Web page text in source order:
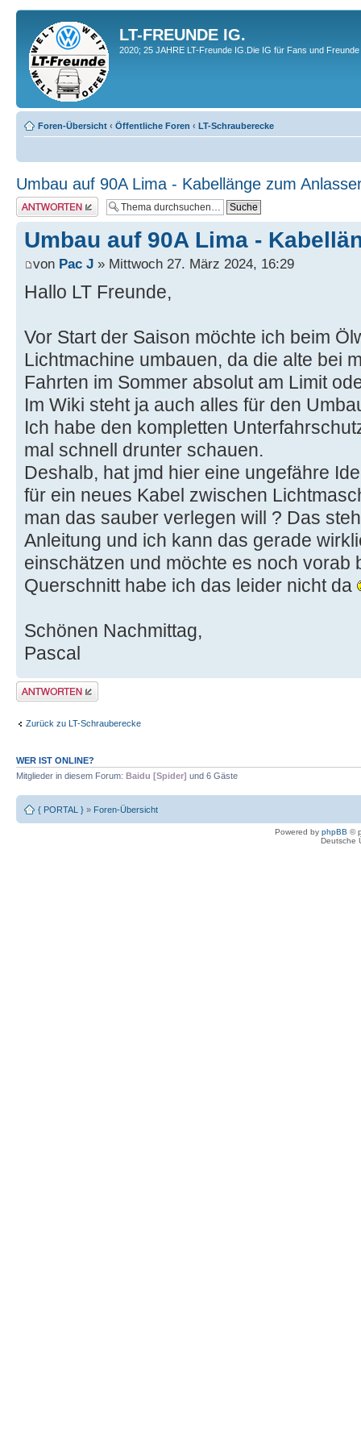
LT-FREUNDE IG.
2020; 25 JAHRE LT-Freunde IG.Die IG für Fans und
Foren-Übersicht ‹ Öffentliche Foren ‹ LT-Schrauberecke
Umbau auf 90A Lima - Kabellänge zum
Antwort erstellen
Umbau auf 90A Lima -
von Pac J » Mittwoch 27. März 2024, 16:29
Hallo LT Freunde,
Vor Start der Saison möchte ich beim
Lichtmachine umbauen, da die alte bei
Fahrten im Sommer absolut am Limit
Im Wiki steht ja auch alles für den
Ich habe den kompletten
mal schnell drunter schauen.
Deshalb, hat jmd hier eine ungefähre
für ein neues Kabel zwischen
man das sauber verlegen will ? Das
Anleitung und ich kann das gerade
einschätzen und möchte es noch vorab
Querschnitt habe ich das leider nicht da
Schönen Nachmittag,
Pascal
Antwort erstellen
Zurück zu LT-Schrauberecke
WER IST ONLINE?
Mitglieder in diesem Forum: Baidu [Spider] und 6 Gäste
{ PORTAL } » Foren-Übersicht
Powered by phpBB ©
Deutsche